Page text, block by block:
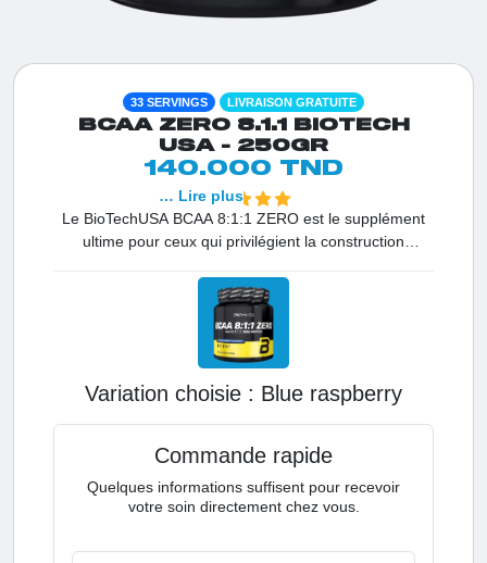
33 SERVINGS LIVRAISON GRATUITE
BCAA ZERO 8.1.1 BIOTECH
USA - 250GR
140.000 TND
Le BioTechUSA BCAA 8:1:1 ZERO est le supplément
ultime pour ceux qui privilégient la construction
faveur de la Leucine, cet acide aminé clé déclenche la
synthèse protéique comme aucun autre. En Tunisie, ce
produit est le premier choix pour stopper le
catabolisme et garantir des résultats rapides sur votre
optimale pour une performance maximale sans
calories superflues.
… Lire plus
Variation choisie : blue raspberry
Commande rapide
Quelques informations suffisent pour recevoir
votre soin directement chez vous.